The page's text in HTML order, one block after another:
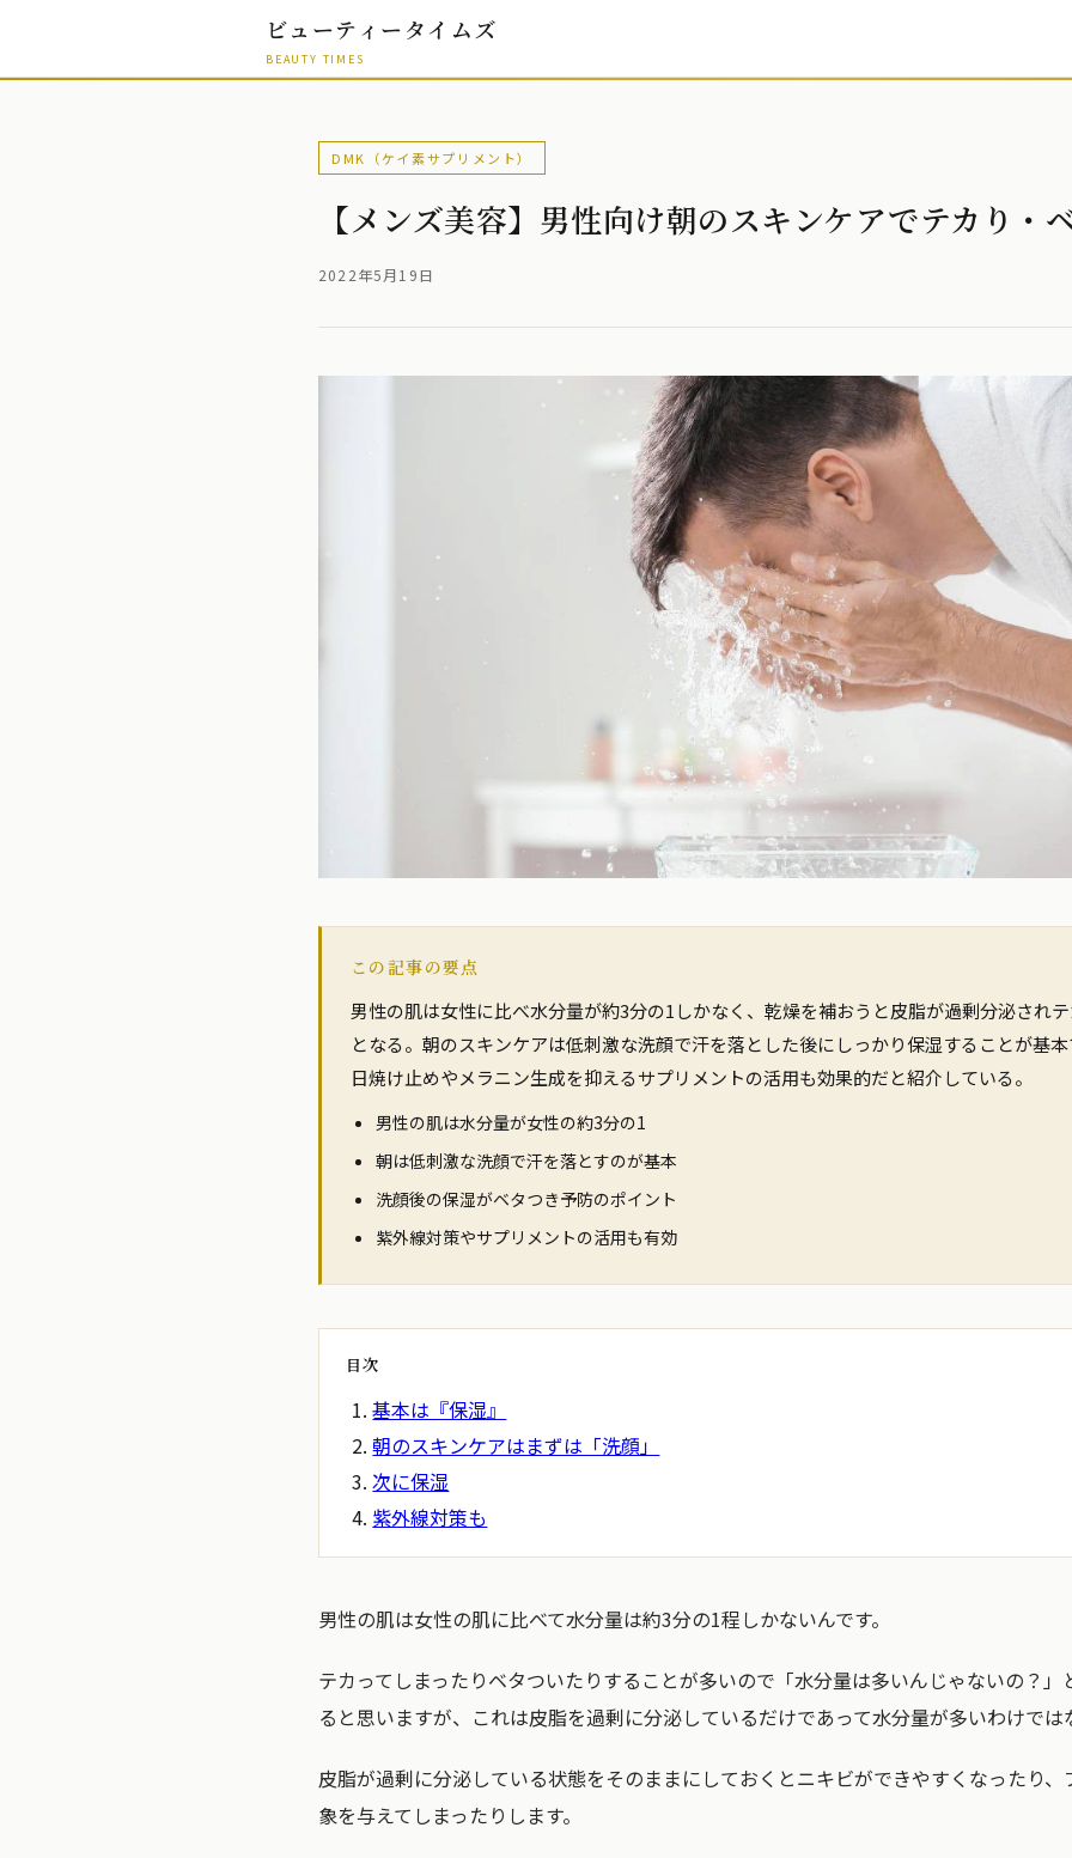
ビューティータイムズ
BEAUTY TIMES
DMK（ケイ素サプリメント）
【メンズ美容】男性向け朝のスキンケアでテカり・
2022年5月19日
この記事の要点
男性の肌は女性に比べ水分量が約3分の1しかなく、乾燥を補おうと皮脂が過剰分泌され
となる。朝のスキンケアは低刺激な洗顔で汗を落とした後にしっかり保湿することが基
日焼け止めやメラニン生成を抑えるサプリメントの活用も効果的だと紹介している。
男性の肌は水分量が女性の約3分の1
朝は低刺激な洗顔で汗を落とすのが基本
洗顔後の保湿がベタつき予防のポイント
紫外線対策やサプリメントの活用も有効
目次
基本は『保湿』
朝のスキンケアはまずは「洗顔」
次に保湿
紫外線対策も
男性の肌は女性の肌に比べて水分量は約3分の1程しかないんです。
テカってしまったりベタついたりすることが多いので「水分量は多いんじゃないの？」
ると思いますが、これは皮脂を過剰に分泌しているだけであって水分量が多いわけでは
皮脂が過剰に分泌している状態をそのままにしておくとニキビができやすくなったり
象を与えてしまったりします。